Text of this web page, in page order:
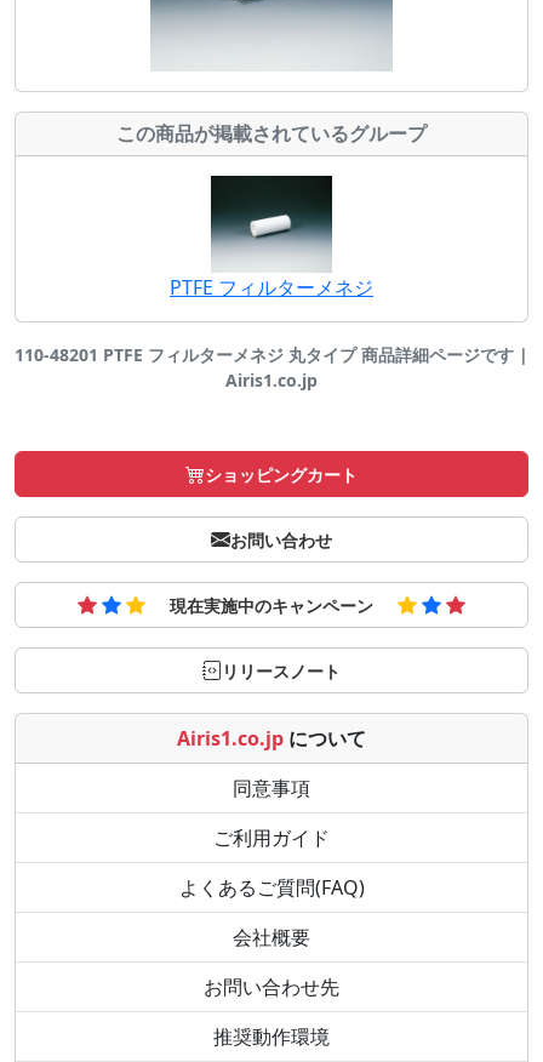
この商品が掲載されているグループ
PTFE フィルターメネジ
110-48201 PTFE フィルターメネジ 丸タイプ 商品詳細ページです |
Airis1.co.jp
ショッピングカート
お問い合わせ
現在実施中のキャンペーン
リリースノート
Airis1.co.jp について
同意事項
ご利用ガイド
よくあるご質問(FAQ)
会社概要
お問い合わせ先
推奨動作環境